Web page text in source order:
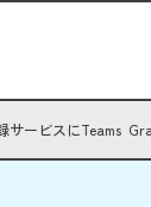
サービスにTeams